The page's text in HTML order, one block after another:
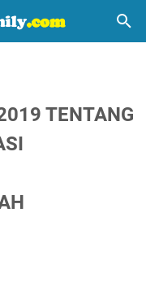
TENTANG